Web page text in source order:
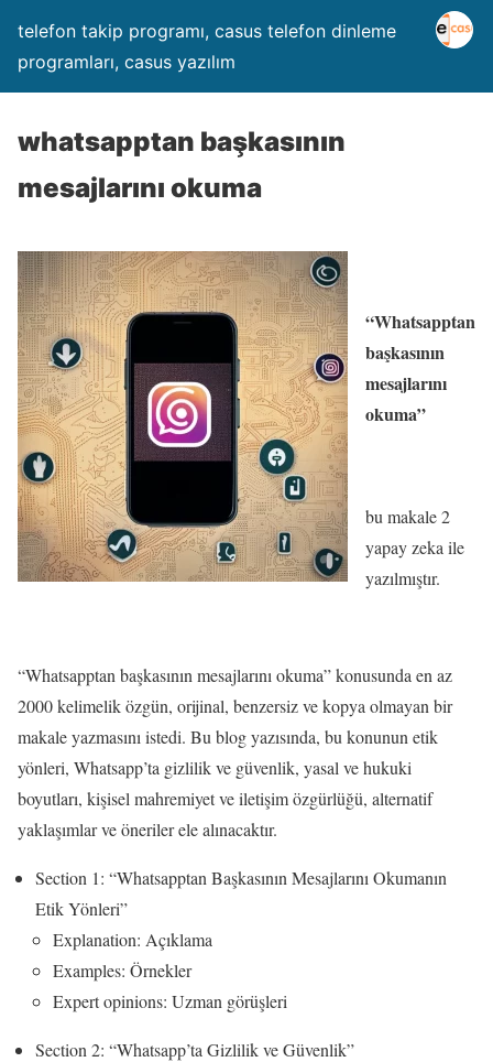
telefon takip programı, casus telefon dinleme
programları, casus yazılım
whatsapptan başkasının
mesajlarını okuma
“Whatsapptan
başkasının
mesajlarını
okuma”
bu makale 2
yapay zeka ile
yazılmıştır.
“Whatsapptan başkasının mesajlarını okuma” konusunda en az
2000 kelimelik özgün, orijinal, benzersiz ve kopya olmayan bir
makale yazmasını istedi. Bu blog yazısında, bu konunun etik
yönleri, Whatsapp’ta gizlilik ve güvenlik, yasal ve hukuki
boyutları, kişisel mahremiyet ve iletişim özgürlüğü, alternatif
yaklaşımlar ve öneriler ele alınacaktır.
Section 1: “Whatsapptan Başkasının Mesajlarını Okumanın
Etik Yönleri”
Explanation: Açıklama
Examples: Örnekler
Expert opinions: Uzman görüşleri
Section 2: “Whatsapp’ta Gizlilik ve Güvenlik”